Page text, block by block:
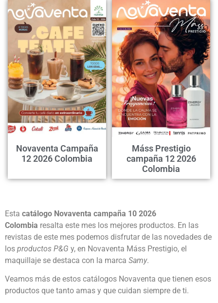
Novaventa Campaña
12 2026 Colombia
Máss Prestigio
campaña 12 2026
Colombia
Esta catálogo Novaventa campaña 10 2026
Colombia resalta este mes los mejores productos. En las
revistas de este mes podemos disfrutar de las novedades de
los productos P&G y, en Novaventa Máss Prestigio, el
maquillaje se destaca con la marca Samy.
Veamos más de estos catálogos Novaventa que tienen esos
productos que tanto amas y que cuidan siempre de ti.